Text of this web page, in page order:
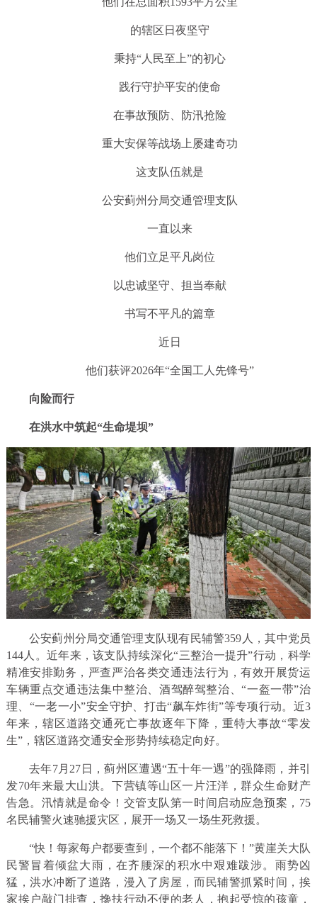
的辖区日夜坚守
秉持“人民至上”的初心
践行守护平安的使命
在事故预防、防汛抢险
重大安保等战场上屡建奇功
这支队伍就是
公安蓟州分局交通管理支队
一直以来
他们立足平凡岗位
以忠诚坚守、担当奉献
书写不平凡的篇章
近日
他们获评2026年“全国工人先锋号”
向险而行
在洪水中筑起“生命堤坝”
公安蓟州分局交通管理支队现有民辅警359人，其中党员
144人。近年来，该支队持续深化“三整治一提升”行动，科学
精准安排勤务，严查严治各类交通违法行为，有效开展货运
车辆重点交通违法集中整治、酒驾醉驾整治、“一盔一带”治
理、“一老一小”安全守护、打击“飙车炸街”等专项行动。近3
年来，辖区道路交通死亡事故逐年下降，重特大事故“零发
生”，辖区道路交通安全形势持续稳定向好。
去年7月27日，蓟州区遭遇“五十年一遇”的强降雨，并引
发70年来最大山洪。下营镇等山区一片汪洋，群众生命财产
告急。汛情就是命令！交管支队第一时间启动应急预案，75
名民辅警火速驰援灾区，展开一场又一场生死救援。
“快！每家每户都要查到，一个都不能落下！”黄崖关大队
民警冒着倾盆大雨，在齐腰深的积水中艰难跋涉。雨势凶
猛，洪水冲断了道路，漫入了房屋，而民辅警抓紧时间，挨
家挨户敲门排查，搀扶行动不便的老人，抱起受惊的孩童，